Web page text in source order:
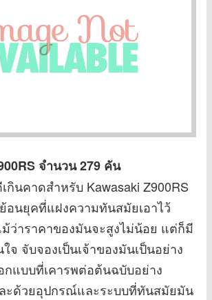
จำนวน 279 คัน
กินคาดสำหรับ Kawasaki Z900RS
อนยุคที่แฝงความทันสมัยเอาไว้
ว่าราคาของมันจะสูงไม่น้อย แต่ก็มี
จ จับจองเป็นเจ้าของมันเป็นอย่าง
กแบบที่เคารพต่อต้นฉบับอย่าง
ละด้วยอุปกรณ์และระบบที่ทันสมัยมัน